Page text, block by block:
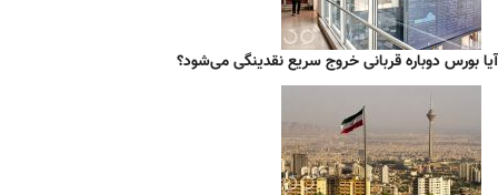
آیا بورس دوباره قربانی خروج سریع نقدینگی می‌شود؟